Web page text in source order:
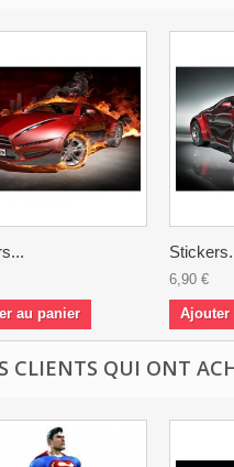
au panier
6,90 €
Ajouter
CLIENTS QUI ONT